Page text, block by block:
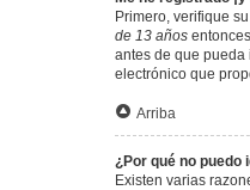
Primero, verifique
de 13 años
antes de que pueda
electrónico que
Arriba
¿Por qué no puedo
Existen varias